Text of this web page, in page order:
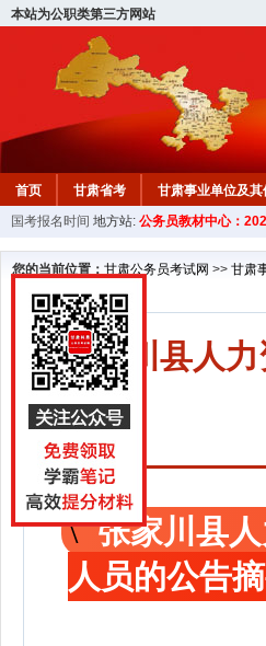
本站为公职类第三方网站
首页 甘肃省考 甘肃事业单位及其
国考报名时间 地方站: 公务员教材中心：
您的当前位置： 甘肃公务员考试网 >> 甘肃
张家川县人
张家川县
人员的公告